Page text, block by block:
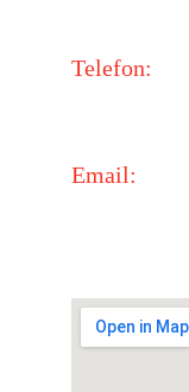
Telefon:
Email: